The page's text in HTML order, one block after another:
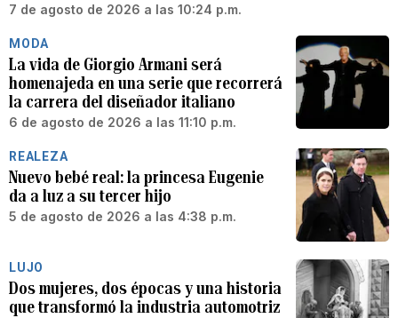
7 de agosto de 2026 a las 10:24 p.m.
MODA
La vida de Giorgio Armani será
homenajeda en una serie que recorrerá
la carrera del diseñador italiano
6 de agosto de 2026 a las 11:10 p.m.
REALEZA
Nuevo bebé real: la princesa Eugenie
da a luz a su tercer hijo
5 de agosto de 2026 a las 4:38 p.m.
LUJO
Dos mujeres, dos épocas y una historia
que transformó la industria automotriz